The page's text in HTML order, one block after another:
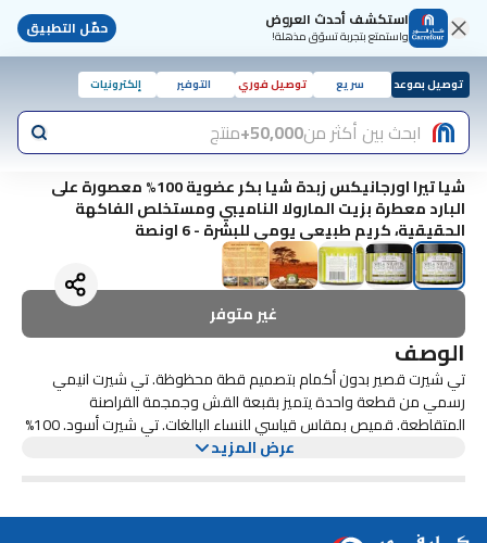
استكشف أحدث العروض
واستمتع بتجربة تسوّق مذهلة! حمّل التطبيق
توصيل بموعد سريع توصيل فوري التوفير إلكترونيات
ابحث بين أكثر من50,000+ منتج
شيا تيرا اورجانيكس زبدة شيا بكر عضوية 100% معصورة على
البارد معطرة بزيت المارولا الناميبي ومستخلص الفاكهة
الحقيقية، كريم طبيعي يومي للبشرة - 6 اونصة
غير متوفر
الوصف
تي شيرت قصير بدون أكمام بتصميم قطة محظوظة. تي شيرت انيمي
رسمي من قطعة واحدة يتميز بقبعة القش وجمجمة القراصنة
المتقاطعة. قميص بمقاس قياسي للنساء البالغات. تي شيرت أسود. 100%
قطن. معلومات الترخيص مطبوعة على ملصق رقبة التي شيرت.
عرض المزيد